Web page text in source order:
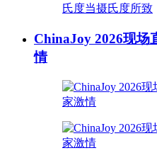
ChinaJoy 2026现场
情